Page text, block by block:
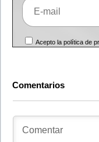
Acepto la política de
Comentarios